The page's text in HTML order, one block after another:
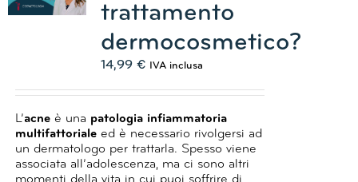
trattamento
dermocosmetico?
14,99 € IVA inclusa
L’acneè una patologia infiammatoria
multifattorialeed è necessario rivolgersi ad
un dermatologo per trattarla. Spesso viene
associata all’adolescenza, ma ci sono altri